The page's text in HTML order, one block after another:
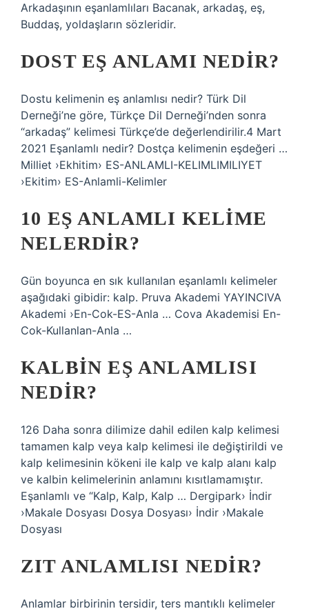
Arkadaşının eşanlamlıları Bacanak, arkadaş, eş,
Buddaş, yoldaşların sözleridir.
DOST EŞ ANLAMI NEDIR?
Dostu kelimenin eş anlamlısı nedir? Türk Dil
Derneği’ne göre, Türkçe Dil Derneği’nden sonra
“arkadaş” kelimesi Türkçe’de değerlendirilir.4 Mart
2021 Eşanlamlı nedir? Dostça kelimenin eşdeğeri …
Milliet ›Ekhitim› ES-ANLAMLI-KELIMLIMILIYET
›Ekitim› ES-Anlamli-Kelimler
10 EŞ ANLAMLI KELIME
NELERDIR?
Gün boyunca en sık kullanılan eşanlamlı kelimeler
aşağıdaki gibidir: kalp. Pruva Akademi YAYINCIVA
Akademi ›En-Cok-ES-Anla … Cova Akademisi En-
Cok-Kullanlan-Anla …
KALBIN EŞ ANLAMLISI
NEDIR?
126 Daha sonra dilimize dahil edilen kalp kelimesi
tamamen kalp veya kalp kelimesi ile değiştirildi ve
kalp kelimesinin kökeni ile kalp ve kalp alanı kalp
ve kalbin kelimelerinin anlamını kısıtlamamıştır.
Eşanlamlı ve “Kalp, Kalp, Kalp … Dergipark› İndir
›Makale Dosyası Dosya Dosyası› İndir ›Makale
Dosyası
ZIT ANLAMLISI NEDIR?
Anlamlar birbirinin tersidir, ters mantıklı kelimeler